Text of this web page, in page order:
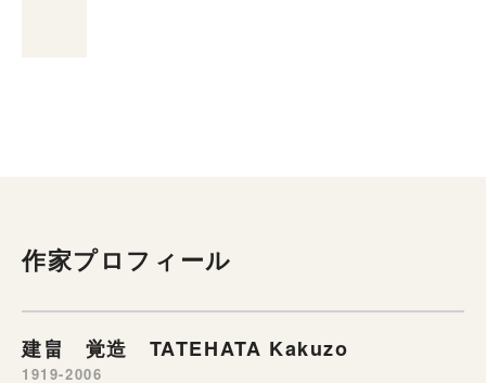
作家プロフィール
建畠 覚造 TATEHATA Kakuzo
1919-2006